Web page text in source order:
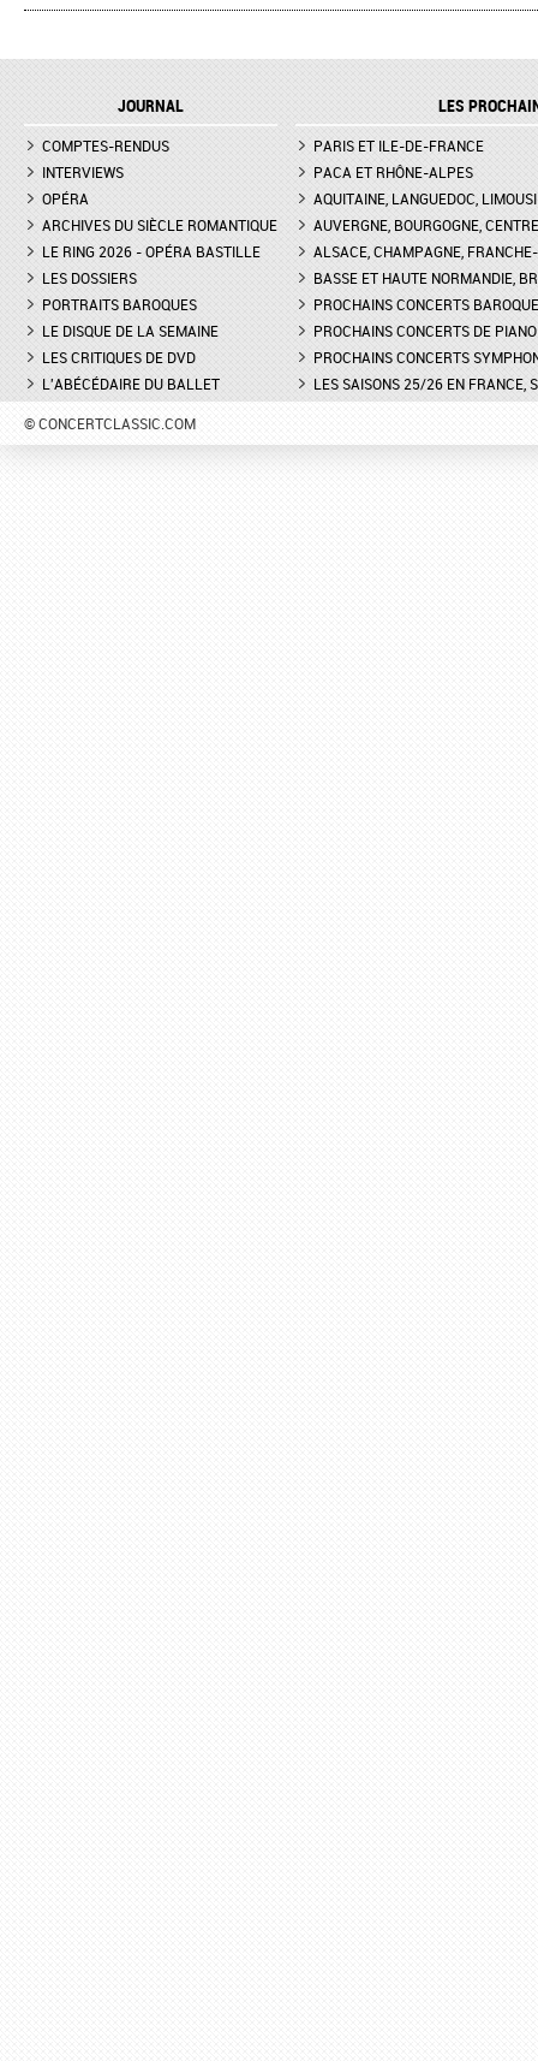
L'ENLÈVEMENT AU SÉRAIL AU
- INTERVIEW DE MANON
LA GRANDE DUCHESSE DE
GÉROLSTEIN D'OFFENBACH AU
THÉÂTRE DE L'ODÉON DE
MARSEILLE - INTERVIEW D'YVES
COUDRAY, METTEUR EN SCÈN
DON GIOVANNI À L'OPÉRA DE
MONTPELLIER - EXTRAIT DE
"TREMA, TREMA, O SCELLERATO!"
MARTINA MEOLA
BUNIATISHVILI AU
D'ANTHÉRON
FESTIVAL DE PIANO DE
ROQUE D'ANTHÉON -
DE LA PRÉSENTATION
PIANOS
FESTIVAL CHOPIN À
INTERVIEW DE CLAIRE-
GUAY
JOURNAL
COMPTES-RENDUS
INTERVIEWS
OPÉRA
ARCHIVES DU SIÈCLE ROMANTIQUE
LE RING 2026 - OPÉRA BASTILLE
LES DOSSIERS
PORTRAITS BAROQUES
LE DISQUE DE LA SEMAINE
LES CRITIQUES DE DVD
L'ABÉCÉDAIRE DU BALLET
LES
PARIS ET ILE-DE-FRANCE
PACA ET RHÔNE-ALPES
AQUITAINE, LANGUEDOC,
AUVERGNE, BOURGOGNE, CENTRE
ALSACE, CHAMPAGNE,
BASSE ET HAUTE NORMANDIE,
PROCHAINS CONCERTS
PROCHAINS CONCERTS DE PIANO
PROCHAINS CONCERTS
LES SAISONS 25/26 EN FRANCE,
© CONCERTCLASSIC.COM